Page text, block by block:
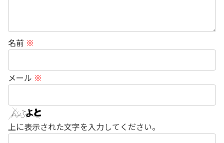
名前 ※
メール ※
上に表示された文字を入力してください。